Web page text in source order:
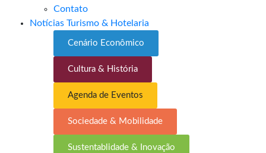
Contato
Notícias Turismo & Hotelaria
Cenário Econômico
Cultura & História
Agenda de Eventos
Sociedade & Mobilidade
Sustentablidade & Inovação